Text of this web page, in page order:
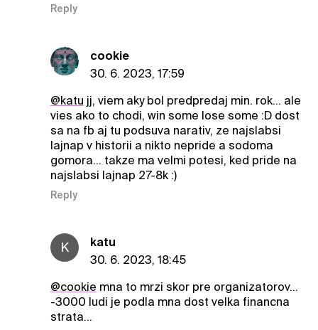
Reply
cookie
30. 6. 2023, 17:59
@katu jj, viem aky bol predpredaj min. rok... ale
vies ako to chodi, win some lose some :D dost
sa na fb aj tu podsuva narativ, ze najslabsi
lajnap v historii a nikto nepride a sodoma
gomora... takze ma velmi potesi, ked pride na
najslabsi lajnap 27-8k :)
Reply
K
katu
30. 6. 2023, 18:45
@cookie mna to mrzi skor pre organizatorov…
-3000 ludi je podla mna dost velka financna
strata…